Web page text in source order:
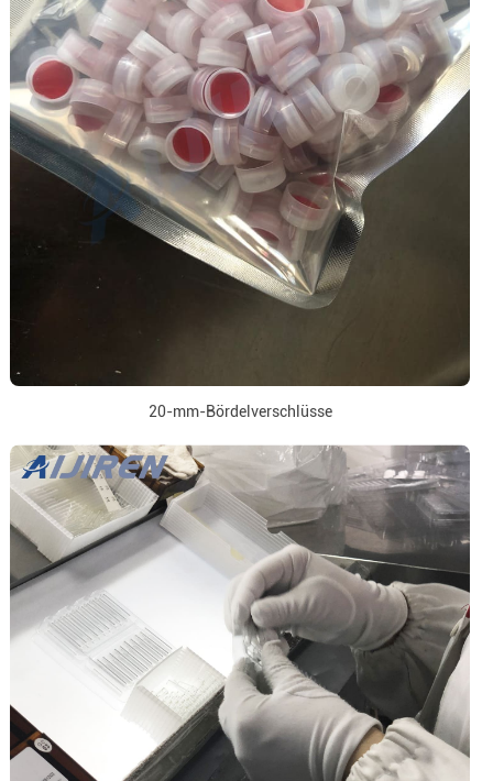
20-mm-Bördelverschlüsse